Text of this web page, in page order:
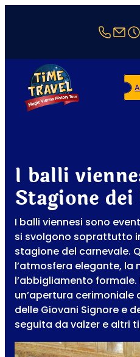
+43
I balli
Stagione
I balli viennesi sono
si svolgono soprattutto
stagione del carnevale.
l’atmosfera elegante, la
l’abbigliamento
un’apertura
delle Giovani Signore e
seguita da valzer e altri